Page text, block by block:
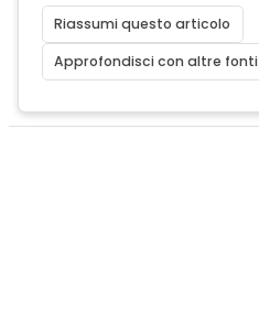
Riassumi questo articolo
Approfondisci con altre fonti